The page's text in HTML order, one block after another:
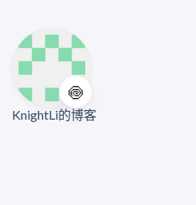
🍥
KnightLi的博客